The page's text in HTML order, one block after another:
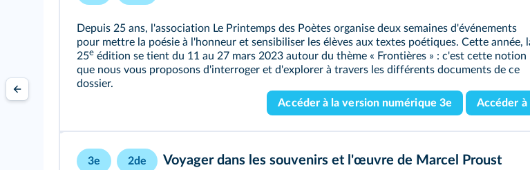
Depuis 25 ans, l'association Le Printemps des Poètes organise deux semaines d'événements
pour mettre la poésie à l'honneur et sensibiliser les élèves aux textes poétiques. Cette année,
25e édition se tient du 11 au 27 mars 2023 autour du thème « Frontières » : c'est cette notion
que nous vous proposons d'interroger et d'explorer à travers les différents documents de ce
dossier.
Accéder à la version numérique 3e Accéder
3e 2de Voyager dans les souvenirs et l'œuvre de Marcel Proust